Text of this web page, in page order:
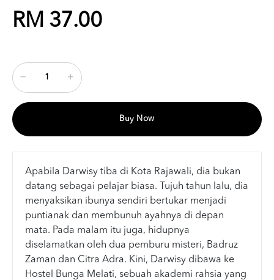
RM 37.00
Buy Now
Apabila Darwisy tiba di Kota Rajawali, dia bukan
datang sebagai pelajar biasa. Tujuh tahun lalu, dia
menyaksikan ibunya sendiri bertukar menjadi
puntianak dan membunuh ayahnya di depan
mata. Pada malam itu juga, hidupnya
diselamatkan oleh dua pemburu misteri, Badruz
Zaman dan Citra Adra. Kini, Darwisy dibawa ke
Hostel Bunga Melati, sebuah akademi rahsia yang